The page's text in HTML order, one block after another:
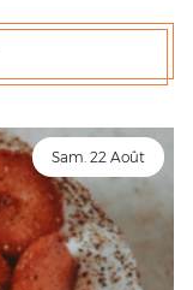
Sam. 22 Août